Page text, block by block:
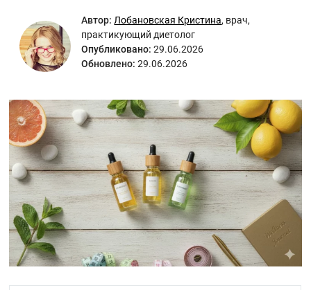
Автор: Лобановская Кристина, врач,
практикующий диетолог
Опубликовано: 29.06.2026
Обновлено: 29.06.2026